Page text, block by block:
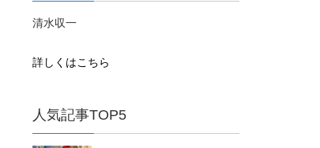
清水収一
詳しくはこちら
人気記事TOP5